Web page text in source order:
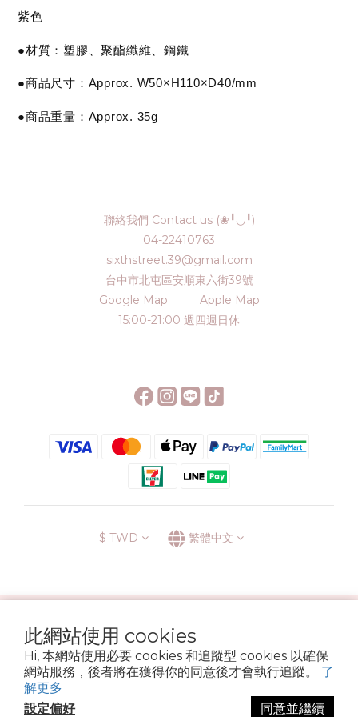
此網站使用 cookies
Hi, 本網站使用必要 cookies 和追蹤型 cookies 以確保
網站服務，後者將在獲得你的同意後才會執行追蹤。 了
解更多
設定偏好
同意並繼續
紫色
●材質：塑膠、聚酯纖維、鋼鐵
●商品尺寸：Approx. W50×H110×D40/mm
●商品重量：Approx. 35g
聯絡我們 Contact us (❀╹◡╹)
04-22410763
sixthstreet.39@gmail.com
台中市北屯區安順東六街39號
Google Map
Apple Map
15:00-21:00 週四週日休
$ TWD 繁體中文
運送方式
退換貨政策 條款與細則
Copyright © 2022 6street. All rights reserved.
營業登記名稱 六街生活文具房 72314705